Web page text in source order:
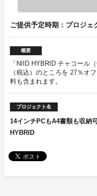
ご提供予定時期：プロジェ
概要
「NIID HYBRID チャコール
（税込）のところを 27％オ
料も含まれます。
プロジェクト名
14インチPCもA4書類も収納
HYBRID